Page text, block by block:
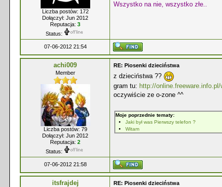
Liczba postów: 172
Dołączył: Jun 2012
Reputacja: 3
Status:
Wszystko na nie, wszystko złe..
07-06-2012 21:54
achi009
Member
Liczba postów: 79
Dołączył: Jun 2012
Reputacja: 2
Status:
RE: Piosenki dzieciństwa
z dzieciństwa ??
gram tu: http://
oczywiście ze o-zone ^^
Moje poprzednie tematy:
Jaki był was Pierwszy telefon ?
Witam
07-06-2012 21:58
itsfrajdej RE: Piosenki dzieciństwa